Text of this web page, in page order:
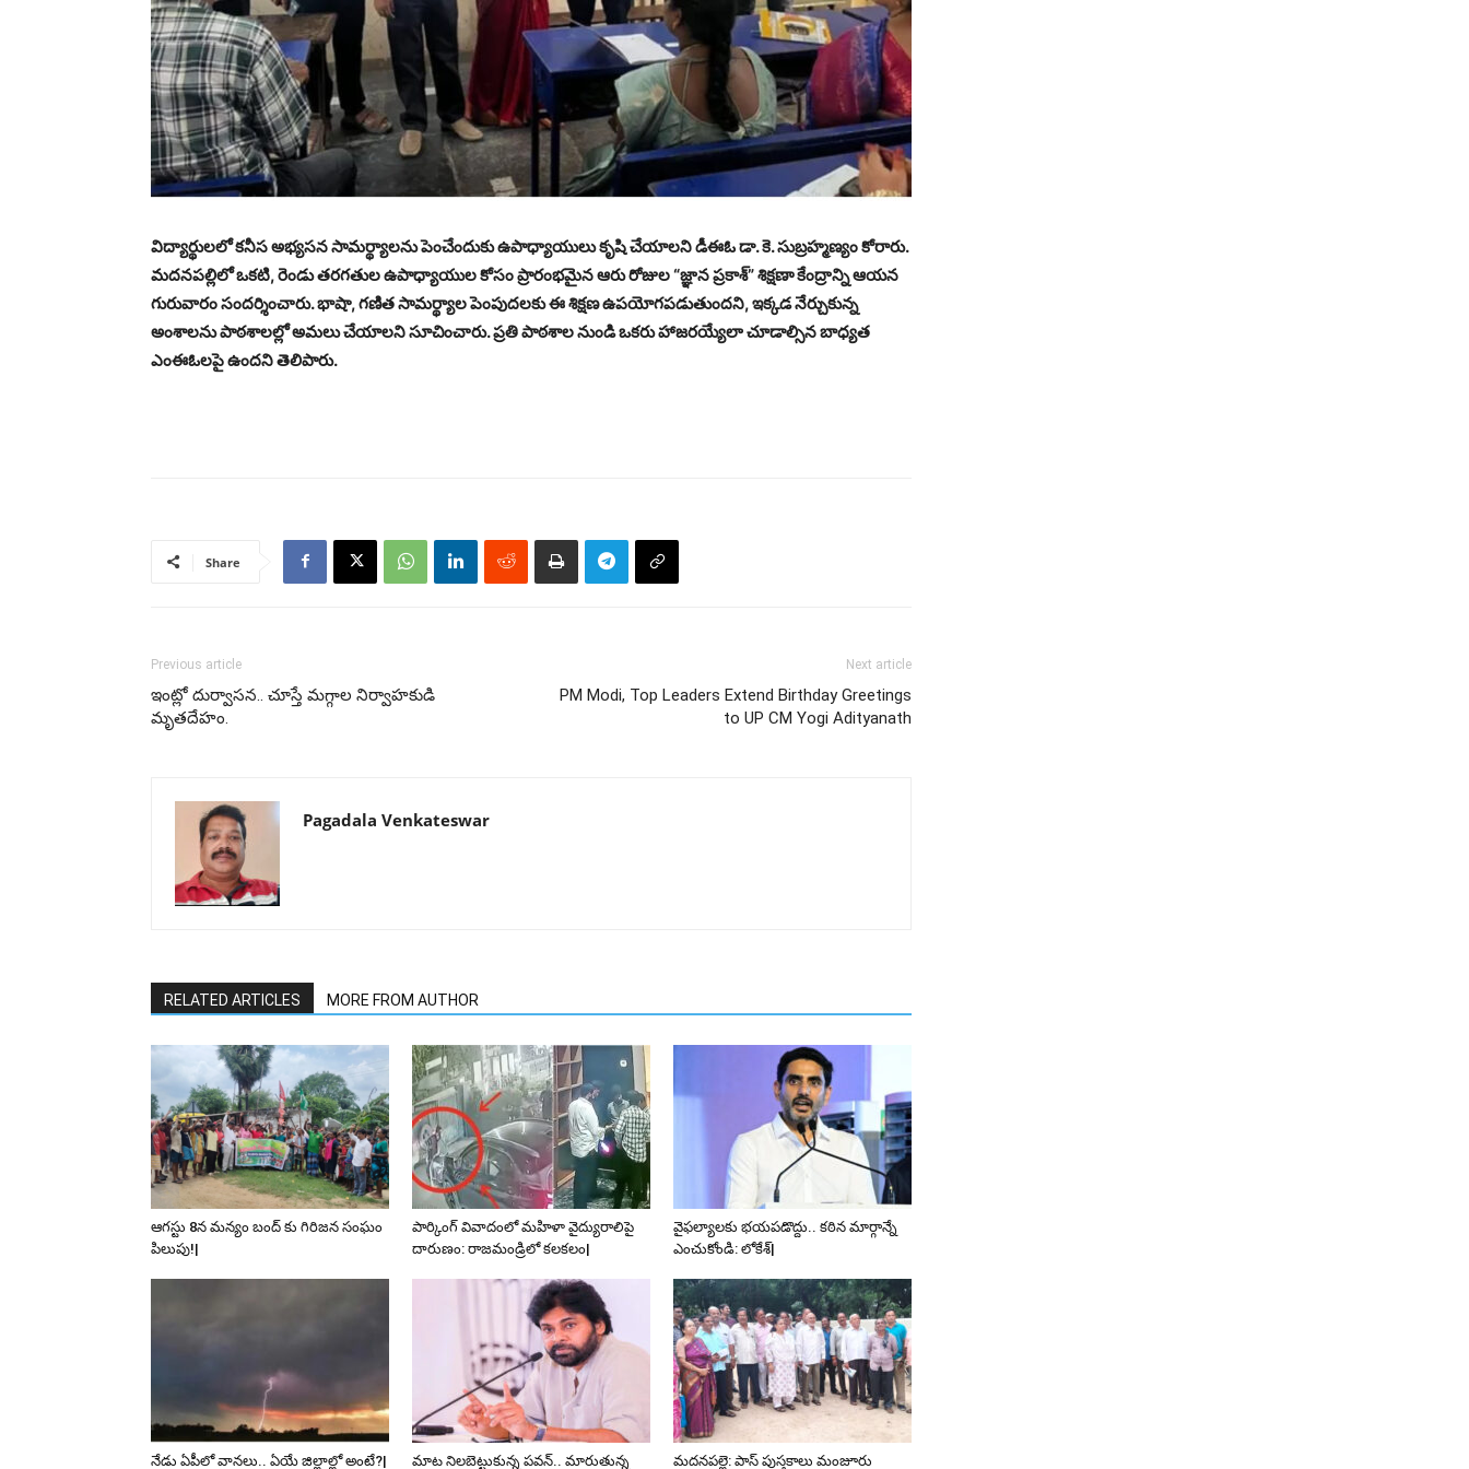
విద్యార్థులలో కనీస అభ్యసన సామర్థ్యాలను పెంచేందుకు ఉపాధ్యాయులు కృషి చేయాలని డీఈఓ డా. కె. సుబ్రహ్మణ్యం కోరారు.
మదనపల్లిలో ఒకటి, రెండు తరగతుల ఉపాధ్యాయుల కోసం ప్రారంభమైన ఆరు రోజుల “జ్ఞాన ప్రకాశ్” శిక్షణా కేంద్రాన్ని ఆయన
గురువారం సందర్శించారు. భాషా, గణిత సామర్థ్యాల పెంపుదలకు ఈ శిక్షణ ఉపయోగపడుతుందని, ఇక్కడ నేర్చుకున్న
అంశాలను పాఠశాలల్లో అమలు చేయాలని సూచించారు. ప్రతి పాఠశాల నుండి ఒకరు హాజరయ్యేలా చూడాల్సిన బాధ్యత
ఎంఈఓలపై ఉందని తెలిపారు.
Share
Previous article
ఇంట్లో దుర్వాసన.. చూస్తే మగ్గాల నిర్వాహకుడి
మృతదేహం.
Next article
PM Modi, Top Leaders Extend Birthday Greetings
to UP CM Yogi Adityanath
Pagadala Venkateswar
RELATED ARTICLES MORE FROM AUTHOR
ఆగస్టు 8న మన్యం బంద్ కు గిరిజన సంఘం
పిలుపు!|
పార్కింగ్ వివాదంలో మహిళా వైద్యురాలిపై
దారుణం: రాజమండ్రిలో కలకలం|
వైఫల్యాలకు భయపడొద్దు.. కఠిన మార్గాన్నే
ఎంచుకోండి: లోకేశ్|
నేడు ఏపీలో వానలు.. ఏయే జిల్లాల్లో అంటే?| మాట నిలబెట్టుకున్న పవన్.. మారుతున్న మదనపల్లె: పాస్‌ పుస్తకాలు మంజూరు